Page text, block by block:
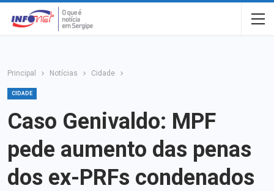
Principal Notícias Cidade
CIDADE
Caso Genivaldo: MPF
pede aumento das penas
dos ex-PRFs condenados